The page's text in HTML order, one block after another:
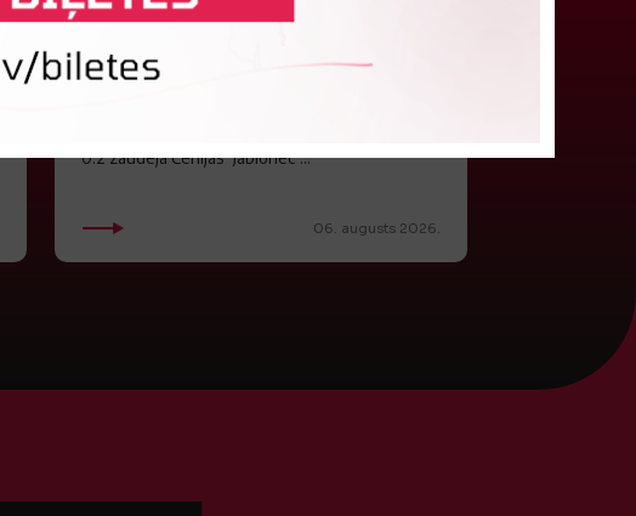
"Riga FC" iegūst handikapu, RFS
Ceturtdienas vakarā savas spēles UEFA
0:2 zaudēja Čehijas "Jablonec"...
06. augusts 2026.